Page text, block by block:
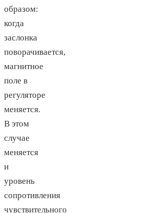
образом:
когда
заслонка
поворачивается,
магнитное
поле в
регуляторе
меняется.
В этом
случае
меняется
и
уровень
сопротивления
чувствительного